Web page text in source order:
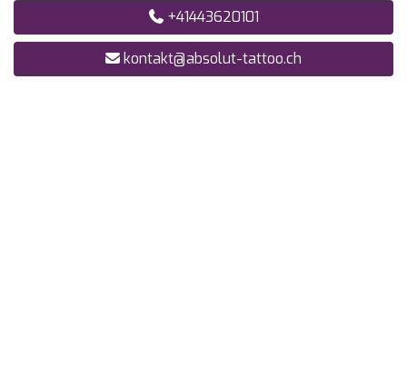
+41443620101
kontakt@absolut-tattoo.ch